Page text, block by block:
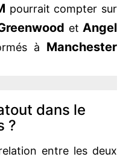
pourrait compter sur
et Angel
à Manchester
dans le
?
entre les deux